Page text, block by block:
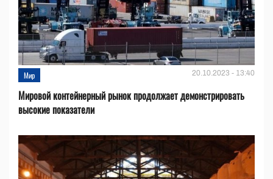
Мир 20.10.2023 - 13:40
Мировой контейнерный рынок продолжает демонстрировать
высокие показатели